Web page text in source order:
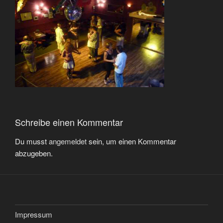
Schreibe einen Kommentar
Du musstangemeldetsein, um einen Kommentar
abzugeben.
Impressum